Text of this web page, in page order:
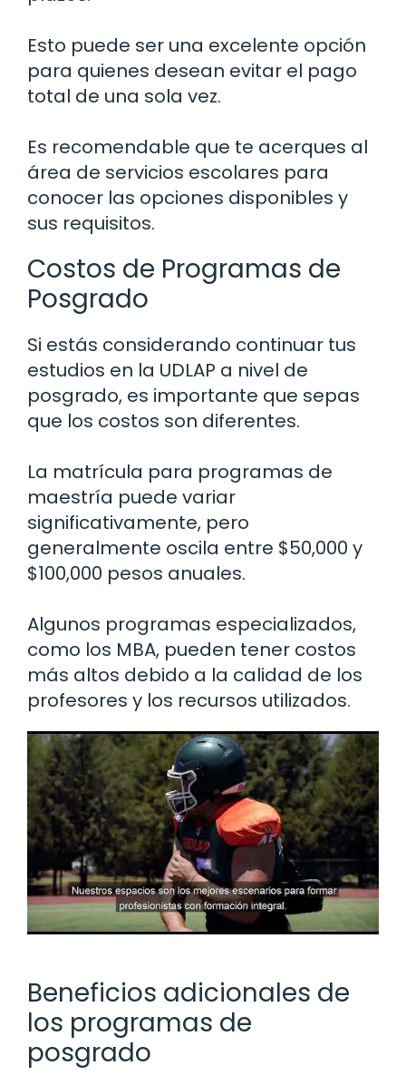
Esto puede ser una excelente opción
para quienes desean evitar el pago
total de una sola vez.
Es recomendable que te acerques al
área de servicios escolares para
conocer las opciones disponibles y
sus requisitos.
Costos de Programas de
Posgrado
Si estás considerando continuar tus
estudios en la UDLAP a nivel de
posgrado, es importante que sepas
que los costos son diferentes.
La matrícula para programas de
maestría puede variar
significativamente, pero
generalmente oscila entre $50,000 y
$100,000 pesos anuales.
Algunos programas especializados,
como los MBA, pueden tener costos
más altos debido a la calidad de los
profesores y los recursos utilizados.
Beneficios adicionales de
los programas de
posgrado